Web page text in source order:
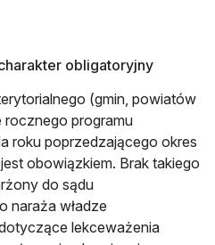
obligatoryjny
(gmin, powiatów
programu
roku poprzedzającego okres
obowiązkiem. Brak takiego
do sądu
naraża władze
lekceważenia